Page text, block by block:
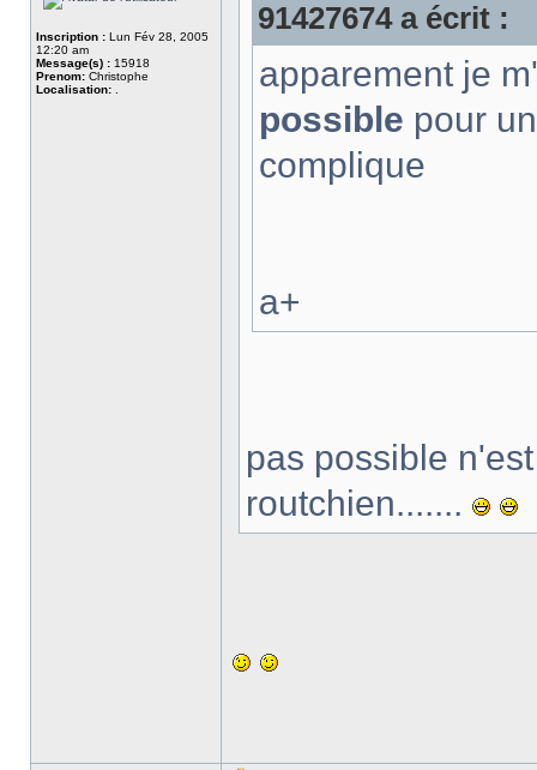
Inscription : Lun Fév 28, 2005
12:20 am
Message(s) : 15918
Prenom: Christophe
Localisation:
91427674 a écrit :
apparement je
possible pour
complique
a+
pas possible
routchien.......